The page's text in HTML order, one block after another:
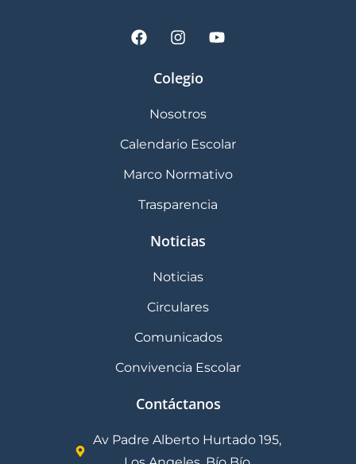
Colegio
Nosotros
Calendario Escolar
Marco Normativo
Trasparencia
Noticias
Noticias
Circulares
Comunicados
Convivencia Escolar
Contáctanos
Av Padre Alberto Hurtado 195,